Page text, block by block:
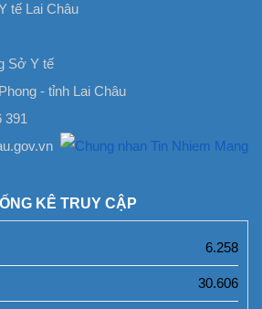
tế Lai Châu
Sở Y tế
- tỉnh Lai Châu
391
KÊ TRUY CẬP
6.258
30.606